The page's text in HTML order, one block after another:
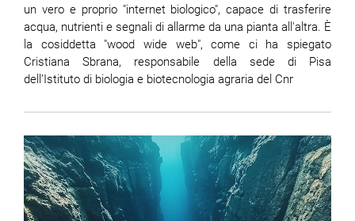
un vero e proprio "internet biologico", capace di trasferire
acqua, nutrienti e segnali di allarme da una pianta all'altra. È
la cosiddetta "wood wide web", come ci ha spiegato
Cristiana Sbrana, responsabile della sede di Pisa
dell’Istituto di biologia e biotecnologia agraria del Cnr